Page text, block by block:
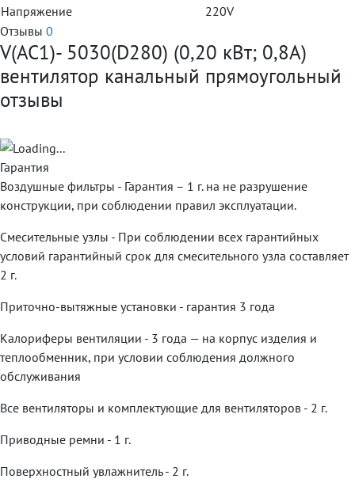
Напряжение
220V
Отзывы 0
V(AC1)- 5030(D280) (0,20 кВт; 0,8А)
вентилятор канальный прямоугольный
отзывы
Гарантия
Воздушные фильтры - Гарантия – 1 г. на не разрушение
конструкции, при соблюдении правил эксплуатации.
Смесительные узлы - При соблюдении всех гарантийных
условий гарантийный срок для смесительного узла составляет
2 г.
Приточно-вытяжные установки - гарантия 3 года
Калориферы вентиляции - 3 года — на корпус изделия и
теплообменник, при условии соблюдения должного
обслуживания
Все вентиляторы и комплектующие для вентиляторов - 2 г.
Приводные ремни - 1 г.
Поверхностный увлажнитель - 2 г.